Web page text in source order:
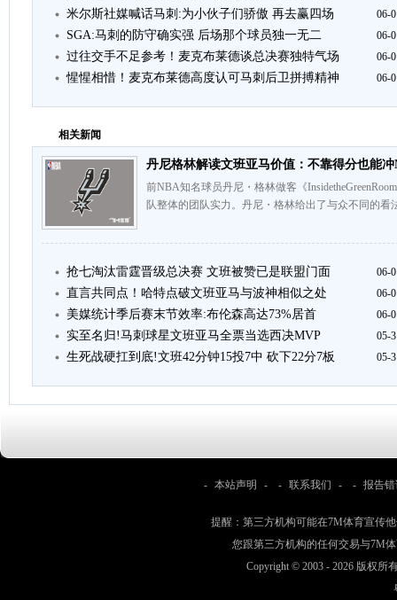
米尔斯社媒喊话马刺:为小伙子们骄傲 再去赢四场 06-
SGA:马刺的防守确实强 后场那个球员独一无二 06-
过往交手不足参考！麦克布莱德谈总决赛独特气场 06-
惺惺相惜！麦克布莱德高度认可马刺后卫拼搏精神 06-
相关新闻
丹尼格林解读文班亚马价值：不靠得分也能
前NBA知名球员丹尼・格林做客《
队整体的团队实力。丹尼・格林给出了与众不同的
抢七淘汰雷霆晋级总决赛 文班被赞已是联盟门面 06-
直言共同点！哈特点破文班亚马与波神相似之处 06-
美媒统计季后赛末节效率:布伦森高达73%居首 06-
实至名归!马刺球星文班亚马全票当选西决MVP 05-
生死战硬扛到底!文班42分钟15投7中 砍下22分7板 05-
- 本站声明 - - 联系我们 - - 报告
提醒：第三方机构可能在7M体育宣传
您跟第三方机构的任何交易与7M
Copyright © 2003 - 2026 版权所